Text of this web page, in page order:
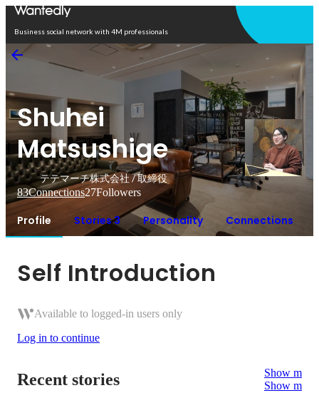
Business social network with 4M professionals
Shuhei
Matsushige
テテマーチ株式会社 / 取締役
83Connections27Followers
Profile Stories 3 Personality Connections
Self Introduction
Available to logged-in users only
Log in to continue
Recent stories
Show more
Show more